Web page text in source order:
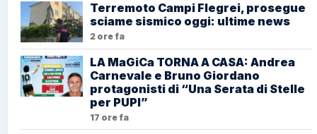
Terremoto Campi Flegrei, prosegue
sciame sismico oggi: ultime news
2 ore fa
LA MaGiCa TORNA A CASA: Andrea
Carnevale e Bruno Giordano
protagonisti di “Una Serata di Stelle
per PUPI”
17 ore fa